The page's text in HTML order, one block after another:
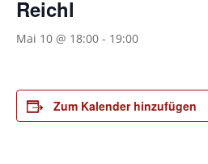
Reichl
Mai 10 @ 18:00 - 19:00
Zum Kalender hinzufügen